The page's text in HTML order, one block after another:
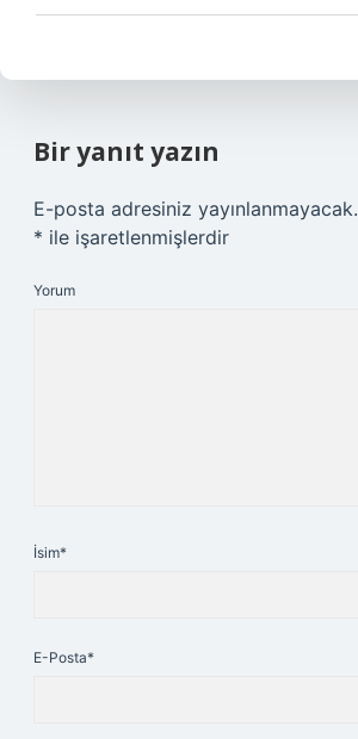
Bir yanıt yazın
E-posta adresiniz yayınlanmayacak.
* ile işaretlenmişlerdir
Yorum
İsim*
E-Posta*